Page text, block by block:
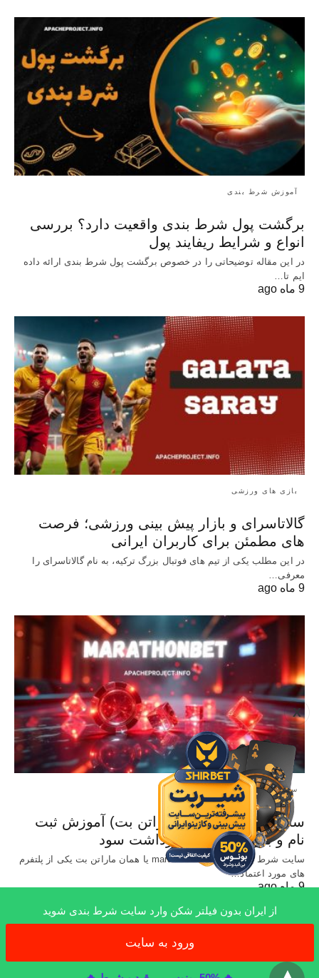
X
آموزش شرط بندی
برگشت پول شرط بندی واقعیت دارد؟ بررسی
انواع و شرایط ریفایند پول
در این مقاله توضیحاتی را در خصوص برگشت پول شرط بندی ارائه داده
ایم تا…
9 ماه ago
بازی های ورزشی
گالاتاسرای و بازار پیش‌ بینی ورزشی؛ فرصت‌
های مطمئن برای کاربران ایرانی
در این مطلب یکی از تیم های فوتبال بزرگ ترکیه، به نام گالاتاسرای را
معرفی…
9 ماه ago
سایت معتبر شرط بندی
سایت Marathonbet (ماراتن بت) آموزش ثبت
نام و بررسی شرایط برداشت سود
سایت شرط بندی خارجی marathonbet یا همان ماراتن بت یکی از پلتفرم
های مورد اعتماد…
9 ماه ago
All Rights Reserved
از ایران بدون فیلتر شکن وارد سایت شرط بندی شوید
ورود به سایت